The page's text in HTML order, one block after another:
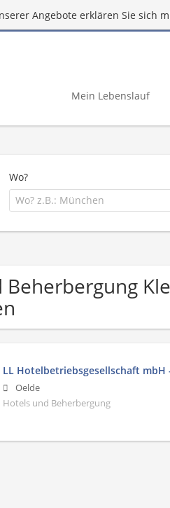
Angebote erklären Sie sich
Mein Lebenslauf
Wo?
Beherbergung
LL Hotelbetriebsgesellschaft mbH
Oelde
Hotels und Beherbergung